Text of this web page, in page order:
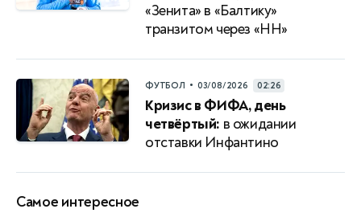
«Зенита» в «Балтику»
транзитом через «НН»
ФУТБОЛ • 03/08/2026 02:26
Кризис в ФИФА, день
четвёртый: в ожидании
отставки Инфантино
Самое интересное